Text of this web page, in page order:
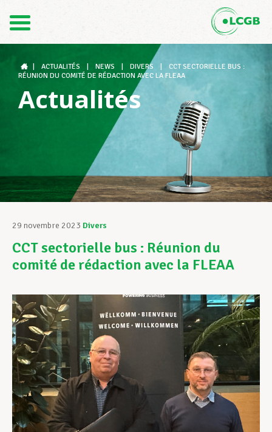
DE
Le LCGB
Structures syndicales
Assistance au Travail
Vos droits
Assistance en vie privée
Développement professionnel
Devenir Membre
ACTUALITÉS NEWS DIVERS
CCT SECTORIELLE BUS :
RÉUNION DU COMITÉ DE RÉDACTION AVEC LA FLEAA
Actualités
29 novembre 2023 Divers
CCT sectorielle bus : Réunion du
comité de rédaction avec la FLEAA